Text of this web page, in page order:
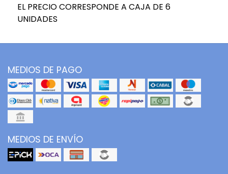
EL PRECIO CORRESPONDE A CAJA DE 6
UNIDADES
MEDIOS DE PAGO
MEDIOS DE ENVÍO